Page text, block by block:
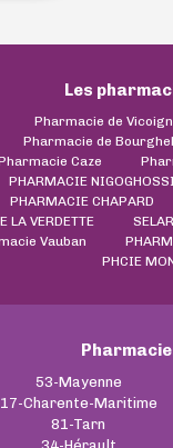
Les
Pharmacie de
Pharmacie de
Caze
PHARMACIE
PHARMACIE CHAPARD
LA VERDETTE
Vauban
PHCIE
53-Mayenne
17-Charente-Maritime
81-Tarn